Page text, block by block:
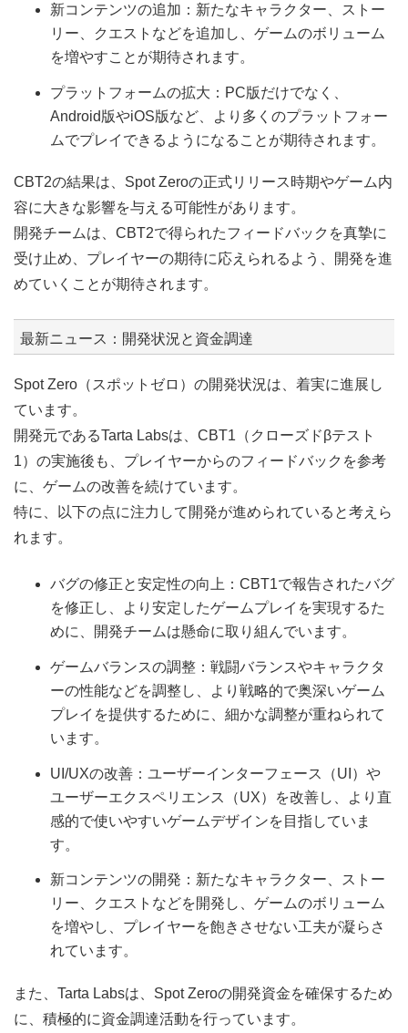
新コンテンツの追加：新たなキャラクター、ストー
リー、クエストなどを追加し、ゲームのボリューム
を増やすことが期待されます。
プラットフォームの拡大：PC版だけでなく、
Android版やiOS版など、より多くのプラットフォー
ムでプレイできるようになることが期待されます。
CBT2の結果は、Spot Zeroの正式リリース時期やゲーム内
容に大きな影響を与える可能性があります。
開発チームは、CBT2で得られたフィードバックを真摯に
受け止め、プレイヤーの期待に応えられるよう、開発を進
めていくことが期待されます。
最新ニュース：開発状況と資金調達
Spot Zero（スポットゼロ）の開発状況は、着実に進展し
ています。
開発元であるTarta Labsは、CBT1（クローズドβテスト
1）の実施後も、プレイヤーからのフィードバックを参考
に、ゲームの改善を続けています。
特に、以下の点に注力して開発が進められていると考えら
れます。
バグの修正と安定性の向上：CBT1で報告されたバグ
を修正し、より安定したゲームプレイを実現するた
めに、開発チームは懸命に取り組んでいます。
ゲームバランスの調整：戦闘バランスやキャラクタ
ーの性能などを調整し、より戦略的で奥深いゲーム
プレイを提供するために、細かな調整が重ねられて
います。
UI/UXの改善：ユーザーインターフェース（UI）や
ユーザーエクスペリエンス（UX）を改善し、より直
感的で使いやすいゲームデザインを目指していま
す。
新コンテンツの開発：新たなキャラクター、ストー
リー、クエストなどを開発し、ゲームのボリューム
を増やし、プレイヤーを飽きさせない工夫が凝らさ
れています。
また、Tarta Labsは、Spot Zeroの開発資金を確保するため
に、積極的に資金調達活動を行っています。